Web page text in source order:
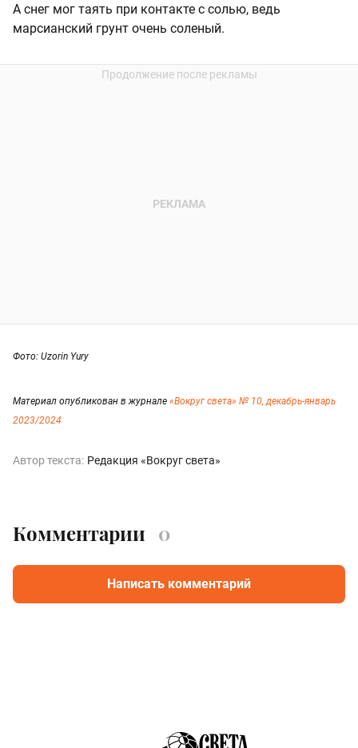
А снег мог таять при контакте с солью, ведь
марсианский грунт очень соленый.
Фото: Uzorin Yury
Материал опубликован в журнале «Вокруг света» № 10, декабрь-январь
2023/2024
Автор текста: Редакция «Вокруг света»
Комментарии 0
Написать комментарий